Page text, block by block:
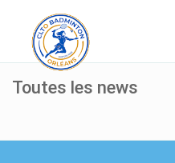
Toutes les news